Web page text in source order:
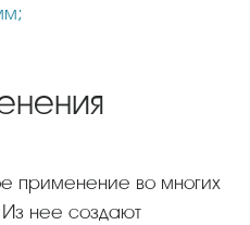
нее создают